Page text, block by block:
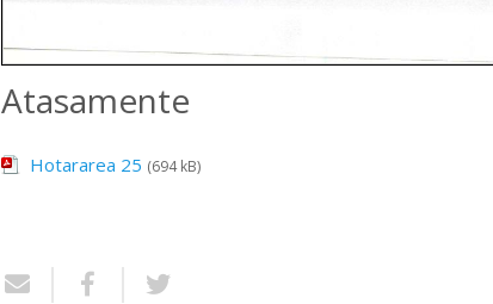
Atasamente
Hotararea 25 (694 kB)